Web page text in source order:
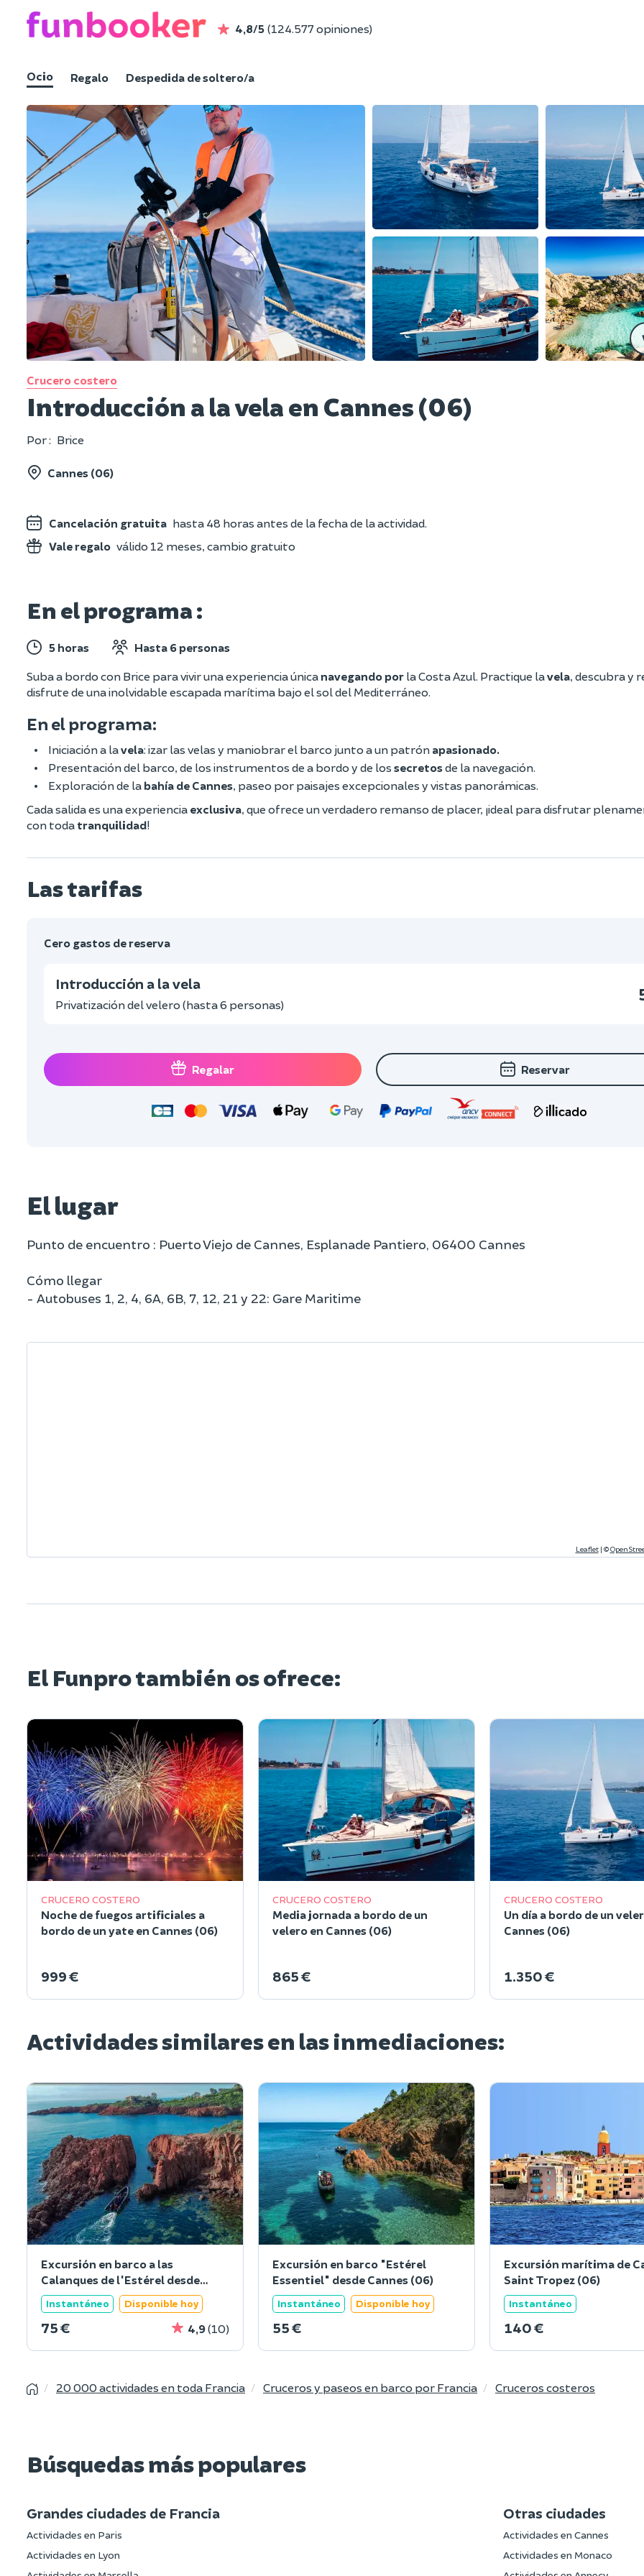
4,8/5 (124.577 opiniones)
Ocio Regalo Despedida de soltero/a
Crucero costero
Introducción a la vela en Cannes (06)
Por : Brice
Cannes (06)
Cancelación gratuita hasta 48 horas antes de la fecha de la actividad.
Vale regalo válido 12 meses, cambio gratuito
En el programa :
5 horas Hasta 6 personas
Suba a bordo con Brice para vivir una experiencia únicanavegando por la Costa Azul. Practique lavela, descubra y
disfrute de una inolvidable escapada marítima bajo el sol del Mediterráneo.
En el programa:
Iniciación a lavela: izar las velas y maniobrar el barco junto a un patrón apasionado.
Presentación del barco, de los instrumentos de a bordo y de los secretosde la navegación.
Exploración de la bahía de Cannes, paseo por paisajes excepcionales y vistas panorámicas.
Cada salida es una experiencia exclusiva, que ofrece un verdadero remanso de placer, ¡ideal para disfrutar
con toda tranquilidad!
Las tarifas
Cero gastos de reserva
Introducción a la vela
Privatización del velero (hasta 6 personas)
Regalar Reservar
El lugar
Punto de encuentro : Puerto Viejo de Cannes, Esplanade Pantiero, 06400 Cannes
Cómo llegar
- Autobuses 1, 2, 4, 6A, 6B, 7, 12, 21 y 22: Gare Maritime
Leaflet | ©
El Funpro también os ofrece:
CRUCERO COSTERO
Noche de fuegos artificiales a
bordo de un yate en Cannes (06)
999 €
CRUCERO COSTERO
Media jornada a bordo de un
velero en Cannes (06)
865 €
CRUCERO COSTERO
Un día a bordo de un
Cannes (06)
1.350 €
Actividades similares en las inmediaciones:
Excursión en barco a las
Calanques de l'Estérel desde
Cannes (06
Instantáneo Disponible hoy
75 € 4,9(10)
Excursión en barco "Estérel
Essentiel" desde Cannes (06)
Instantáneo Disponible hoy
55 €
Excursión marítima de
Saint Tropez (06)
Instantáneo
140 €
20 000 actividades en toda Francia Cruceros y paseos en barco por Francia Cruceros costeros
Búsquedas más populares
Grandes ciudades de Francia
Actividades en Paris
Actividades en Lyon
Otras ciudades
Actividades en Cannes
Actividades en Monaco